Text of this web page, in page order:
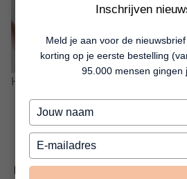
Inschrijven
Meld je aan voor de
korting op je eerste bestelling
95.000 mensen gingen
Typ
je
naam
Typ
je
e-
Home
Blog (43) Geen categorie (0)